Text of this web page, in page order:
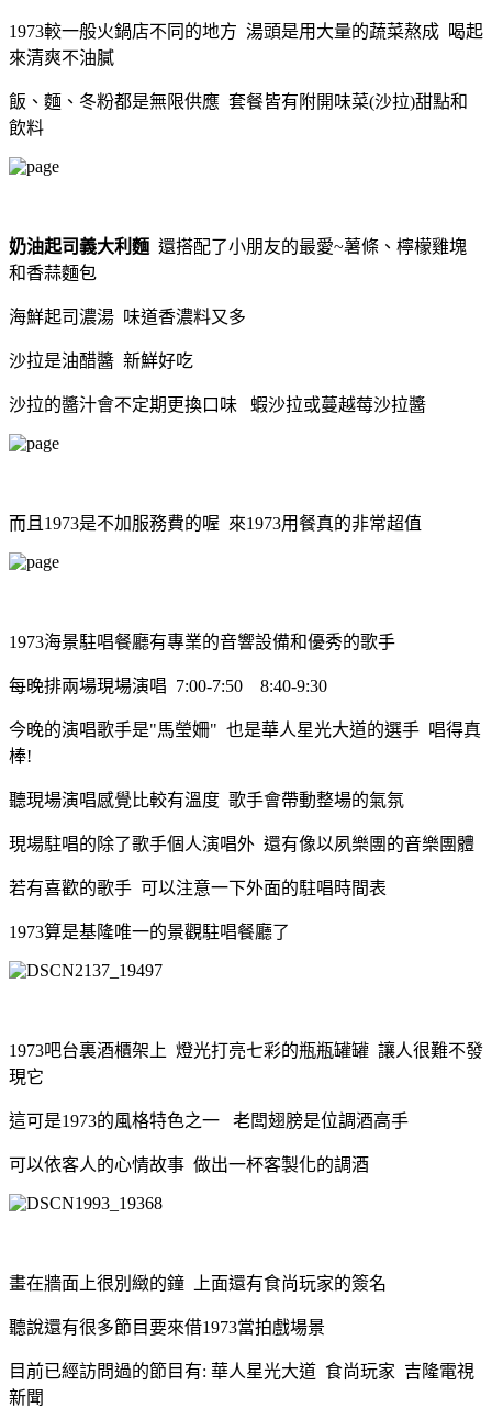
1973較一般火鍋店不同的地方 湯頭是用大量的蔬菜熬成 喝起
來清爽不油膩
飯、麵、冬粉都是無限供應 套餐皆有附開味菜(沙拉)甜點和
飲料
奶油起司義大利麵 還搭配了小朋友的最愛~薯條、檸檬雞塊
和香蒜麵包
海鮮起司濃湯 味道香濃料又多
沙拉是油醋醬 新鮮好吃
沙拉的醬汁會不定期更換口味 蝦沙拉或蔓越莓沙拉醬
而且1973是不加服務費的喔 來1973用餐真的非常超值
1973海景駐唱餐廳有專業的音響設備和優秀的歌手
每晚排兩場現場演唱 7:00-7:50 8:40-9:30
今晚的演唱歌手是"馬瑩姍" 也是華人星光大道的選手 唱得真
棒!
聽現場演唱感覺比較有溫度 歌手會帶動整場的氣氛
現場駐唱的除了歌手個人演唱外 還有像以夙樂團的音樂團體
若有喜歡的歌手 可以注意一下外面的駐唱時間表
1973算是基隆唯一的景觀駐唱餐廳了
1973吧台裏酒櫃架上 燈光打亮七彩的瓶瓶罐罐 讓人很難不發
現它
這可是1973的風格特色之一 老闆翅膀是位調酒高手
可以依客人的心情故事 做出一杯客製化的調酒
畫在牆面上很別緻的鐘 上面還有食尚玩家的簽名
聽說還有很多節目要來借1973當拍戲場景
目前已經訪問過的節目有: 華人星光大道 食尚玩家 吉隆電視
新聞